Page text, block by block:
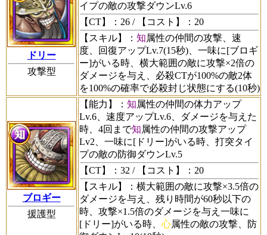
ドリー
攻撃型
イプの敵の攻撃ダウンLv.6
【CT】
：26 / 【コスト】
：20
【スキル】
： 知属性の仲間の攻撃、速
度、回復アップLv.7(15秒)、一味に[ブロギ
ー]がいる時、横大範囲の敵に攻撃×2倍の
ダメージを与え、必殺CTが100%の敵2体
を100%の確率で必殺封じ状態にする(10秒)
ブロギー
援護型
【能力】 ： 知属性の仲間の体力アップ
Lv.6、速度アップLv.6、ダメージを与えた
時、4回まで知属性の仲間の攻撃アップ
Lv2、一味に[ドリー]がいる時、打突タイ
プの敵の防御ダウンLv.5
【CT】
：32 / 【コスト】
：20
【スキル】
：横大範囲の敵に攻撃×3.5倍の
ダメージを与え、残り時間が60秒以下の
時、攻撃×1.5倍のダメージを与え一味に
[ドリー]がいる時、 心属性の敵の攻撃、防